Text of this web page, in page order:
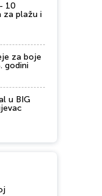
10
za plažu i
za boje
godini
u BIG